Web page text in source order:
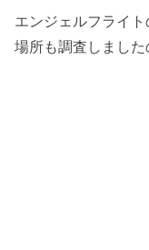
エンジェルフライ
場所も調査しました